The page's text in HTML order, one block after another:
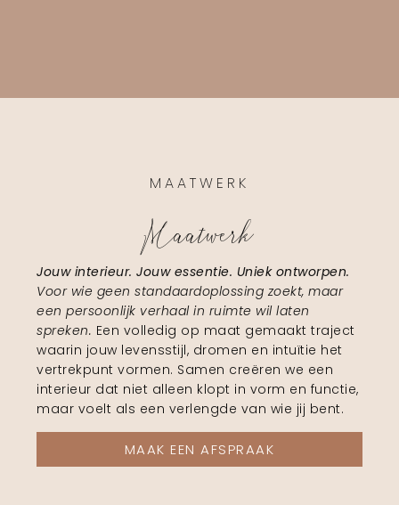
MAATWERK
Maatwerk
Jouw interieur. Jouw essentie. Uniek ontworpen.
Voor wie geen standaardoplossing zoekt, maar
een persoonlijk verhaal in ruimte wil laten
spreken. Een volledig op maat gemaakt traject
waarin jouw levensstijl, dromen en intuïtie het
vertrekpunt vormen. Samen creëren we een
interieur dat niet alleen klopt in vorm en functie,
maar voelt als een verlengde van wie jij bent.
MAAK EEN AFSPRAAK